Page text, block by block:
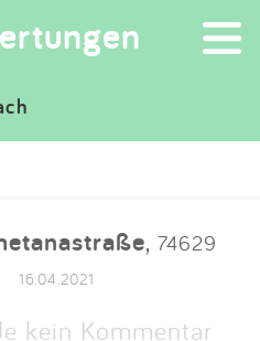
×
, 74629
16.04.2021
kein Kommentar